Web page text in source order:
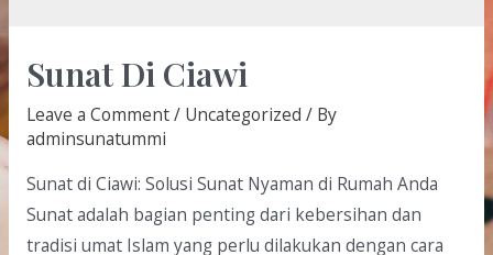
Sunat Di Ciawi
Leave a Comment/ Uncategorized / By
adminsunatummi
Sunat di Ciawi: Solusi Sunat Nyaman di Rumah Anda
Sunat adalah bagian penting dari kebersihan dan
tradisi umat Islam yang perlu dilakukan dengan cara